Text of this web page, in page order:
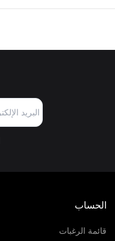
الحساب
قائمة الرغبات